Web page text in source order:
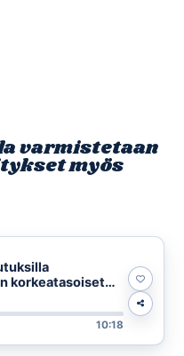
varmistetaan
myös
korkeatasoiset
jatkossa
10:18